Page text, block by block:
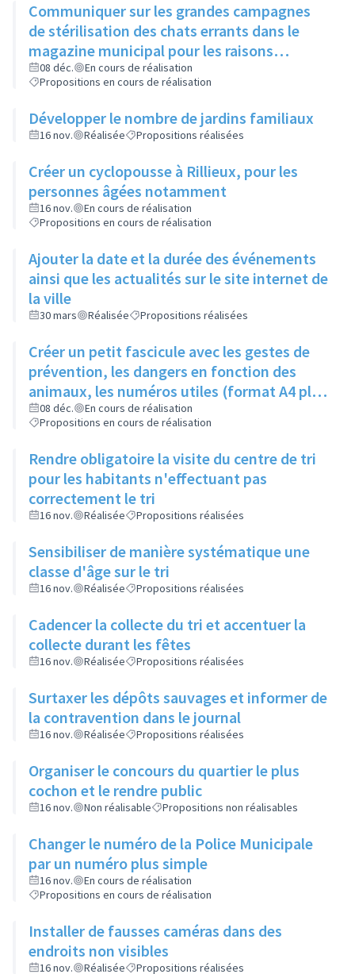
Communiquer sur les grandes campagnes
de stérilisation des chats errants dans le
magazine municipal pour les raisons
suivantes:
08 déc.
En cours de réalisation
Propositions en cours de réalisation
Développer le nombre de jardins familiaux
16 nov. Réalisée Propositions réalisées
Créer un cyclopousse à Rillieux, pour les
personnes âgées notamment
16 nov.
En cours de réalisation
Propositions en cours de réalisation
Ajouter la date et la durée des événements
ainsi que les actualités sur le site internet de
la ville
30 mars Réalisée Propositions réalisées
Créer un petit fascicule avec les gestes de
prévention, les dangers en fonction des
animaux, les numéros utiles (format A4 plié
en 2)
08 déc.
En cours de réalisation
Propositions en cours de réalisation
Rendre obligatoire la visite du centre de tri
pour les habitants n'effectuant pas
correctement le tri
16 nov. Réalisée Propositions réalisées
Sensibiliser de manière systématique une
classe d'âge sur le tri
16 nov. Réalisée Propositions réalisées
Cadencer la collecte du tri et accentuer la
collecte durant les fêtes
16 nov. Réalisée Propositions réalisées
Surtaxer les dépôts sauvages et informer de
la contravention dans le journal
16 nov. Réalisée Propositions réalisées
Organiser le concours du quartier le plus
cochon et le rendre public
16 nov. Non réalisable Propositions non réalisables
Changer le numéro de la Police Municipale
par un numéro plus simple
16 nov.
En cours de réalisation
Propositions en cours de réalisation
Installer de fausses caméras dans des
endroits non visibles
16 nov. Réalisée Propositions réalisées